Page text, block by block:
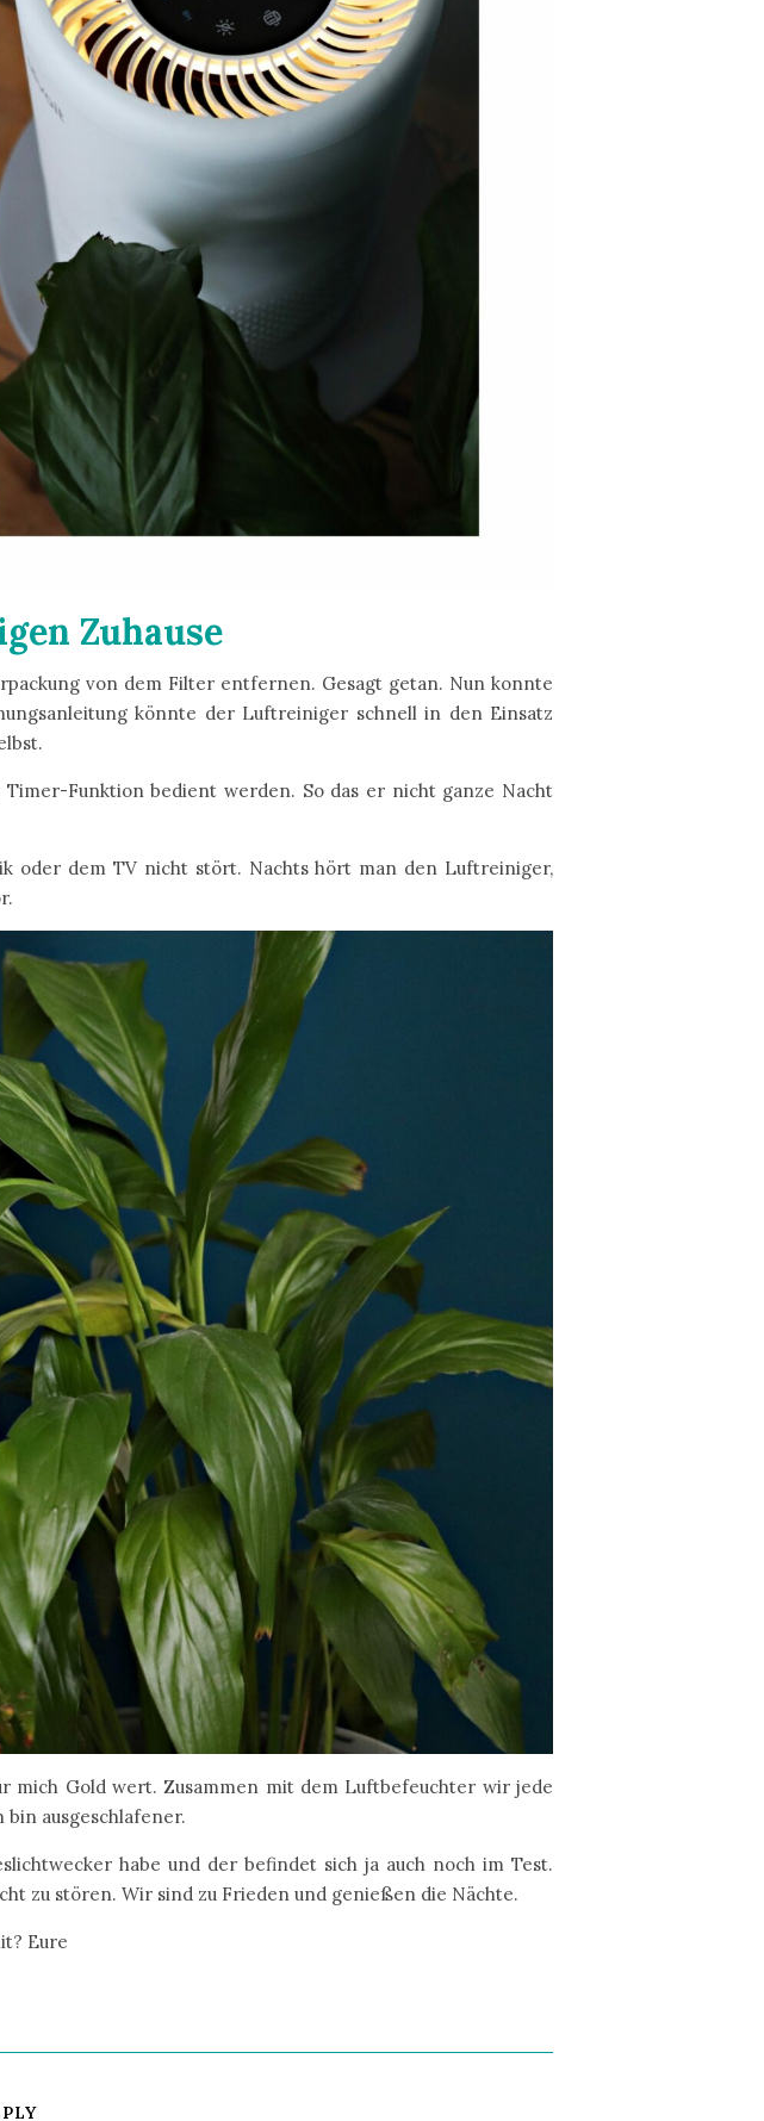
Zuhause
von dem Filter entfernen. Gesagt getan. Nun konnte
könnte der Luftreiniger schnell in den Einsatz
Funktion bedient werden. So das er nicht ganze Nacht
oder dem TV nicht stört. Nachts hört man den Luftreiniger,
mich Gold wert. Zusammen mit dem Luftbefeuchter wir jede
ausgeschlafener.
habe und der befindet sich ja auch noch im Test.
zu stören. Wir sind zu Frieden und genießen die Nächte.
Eure